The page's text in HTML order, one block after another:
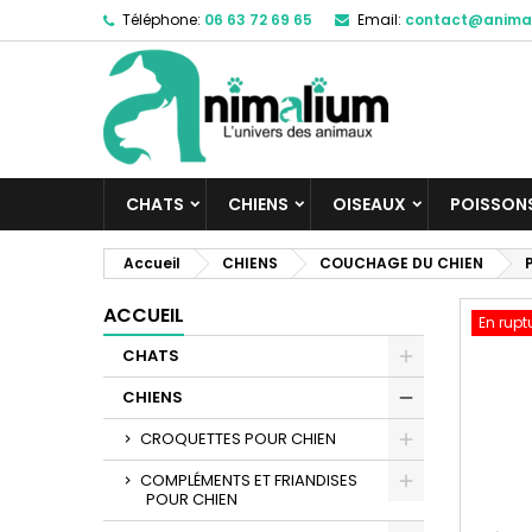
Téléphone: 06 63 72 69 65 Email:
CHATS CHIENS OISEAUX
Accueil CHIENS COUCHAGE DU CHIEN
ACCUEIL
CHATS
CHIENS
CROQUETTES POUR CHIEN
COMPLÉMENTS ET FRIANDISES
POUR CHIEN
En